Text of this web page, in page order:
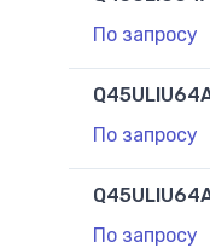
По запросу
По запросу
По запросу